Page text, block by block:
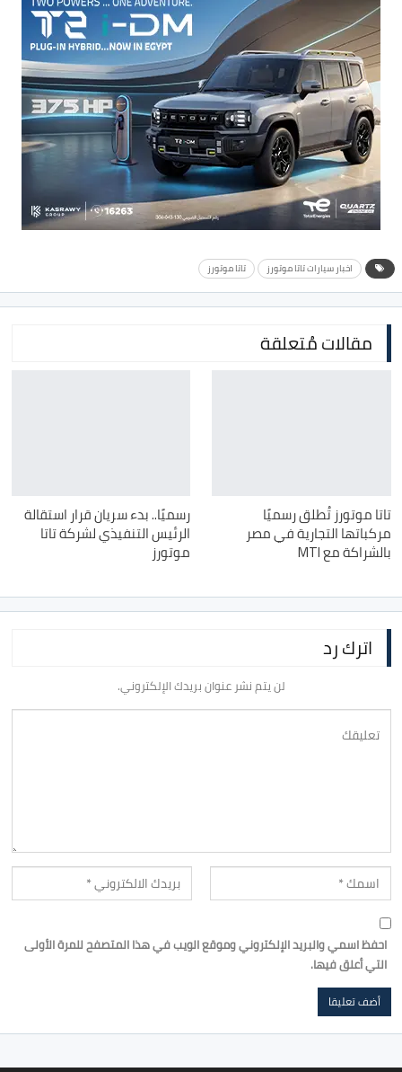
اخبار سيارات تاتا موتورز تاتا موتورز
مقالات مُتعلقة
تاتا موتورز تُطلق رسميًا
مركباتها التجارية في مصر
بالشراكة مع MTI
رسميًا.. بدء سريان قرار استقالة
الرئيس التنفيذي لشركة تاتا
موتورز
اترك رد
لن يتم نشر عنوان بريدك الإلكتروني.
احفظ اسمي والبريد الإلكتروني وموقع الويب في هذا المتصفح للمرة الأولى
التي أعلق فيها.